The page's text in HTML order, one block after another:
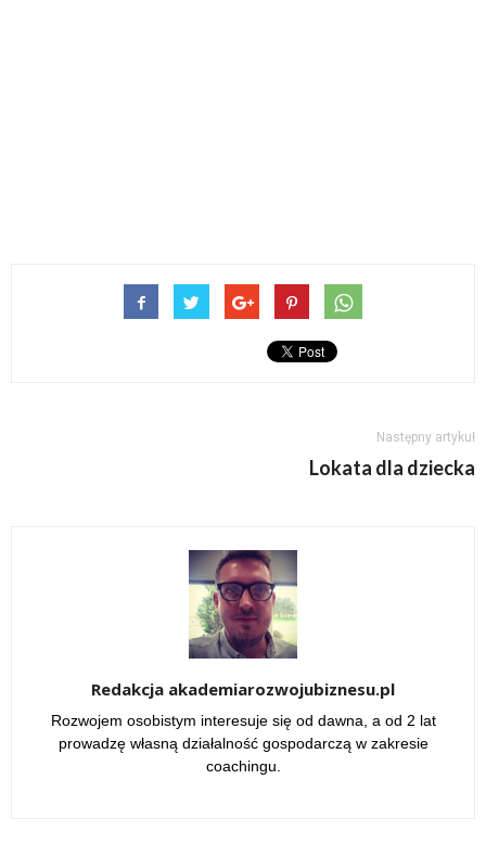
Następny artykuł
Lokata dla dziecka
Redakcja akademiarozwojubiznesu.pl
Rozwojem osobistym interesuje się od dawna, a od 2 lat
prowadzę własną działalność gospodarczą w zakresie
coachingu.